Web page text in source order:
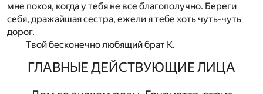
мне покоя, когда у тебя не все благополучно. Береги
себя, дражайшая сестра, ежели я тебе хоть чуть-чуть
дорог.
Твой бесконечно любящий брат К.
ГЛАВНЫЕ ДЕЙСТВУЮЩИЕ ЛИЦА